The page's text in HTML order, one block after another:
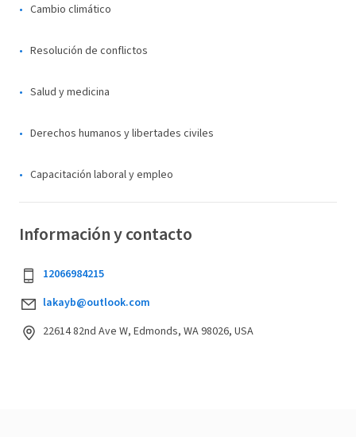
Cambio climático
Resolución de conflictos
Salud y medicina
Derechos humanos y libertades civiles
Capacitación laboral y empleo
Información y contacto
12066984215
lakayb@outlook.com
22614 82nd Ave W, Edmonds, WA 98026, USA